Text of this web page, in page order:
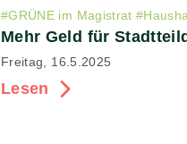
#GRÜNE im Magistrat #
Mehr Geld für
Freitag, 16.5.2025
Lesen